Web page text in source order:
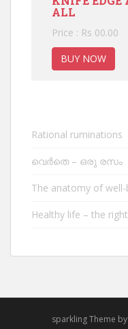
ALL
Price : Rs 00.00
BUY NOW
Rational ruminations
വെർതെ – ഒരു രസം
The anatomy of well-
Healthy life – the
sparkling Theme by